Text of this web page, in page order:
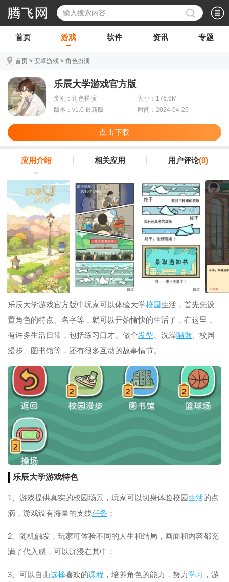
首页 游戏 软件 资讯 专题
首页 > 安卓游戏 > 角色扮演
乐辰大学游戏官方版
类别：角色扮演
大小：176.6M
版本：v1.0 最新版
时间：2024-04-26
点击下载
应用介绍 相关应用 用户评论(0)
乐辰大学游戏官方版中玩家可以体验大学校园生活，首先先设
置角色的特点、名字等，就可以开始愉快的生活了，在这里，
有许多生活日常，包括练习口才、做个发型 、洗澡唱歌 、校园
漫步、图书馆等，还有很多互动的故事情节。
乐辰大学游戏特色
1、游戏提供真实的校园场景，玩家可以切身体验校园生活的点
滴，游戏设有海量的支线任务 ；
2、随机触发，玩家可体验不同的人生和结局，画面和内容都充
满了代入感，可以沉浸在其中；
3、可以自由选择喜欢的课程 ，培养角色的能力，努力学习 ，游